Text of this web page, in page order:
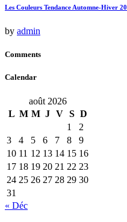
Les Couleurs Tendance Automne-Hiver
by admin
Comments
Calendar
août 2026
L M M J V S D
1
2
3
4 5 6 7 8
9
10 11 12 13 14 15 16
17 18 19 20 21 22 23
24 25 26 27 28 29 30
31
« Déc